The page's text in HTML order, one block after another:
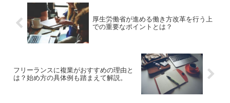
厚生労働省が進める働き方改革を行う上
での重要なポイントとは？
フリーランスに複業がおすすめの理由と
は？始め方の具体例も踏まえて解説。